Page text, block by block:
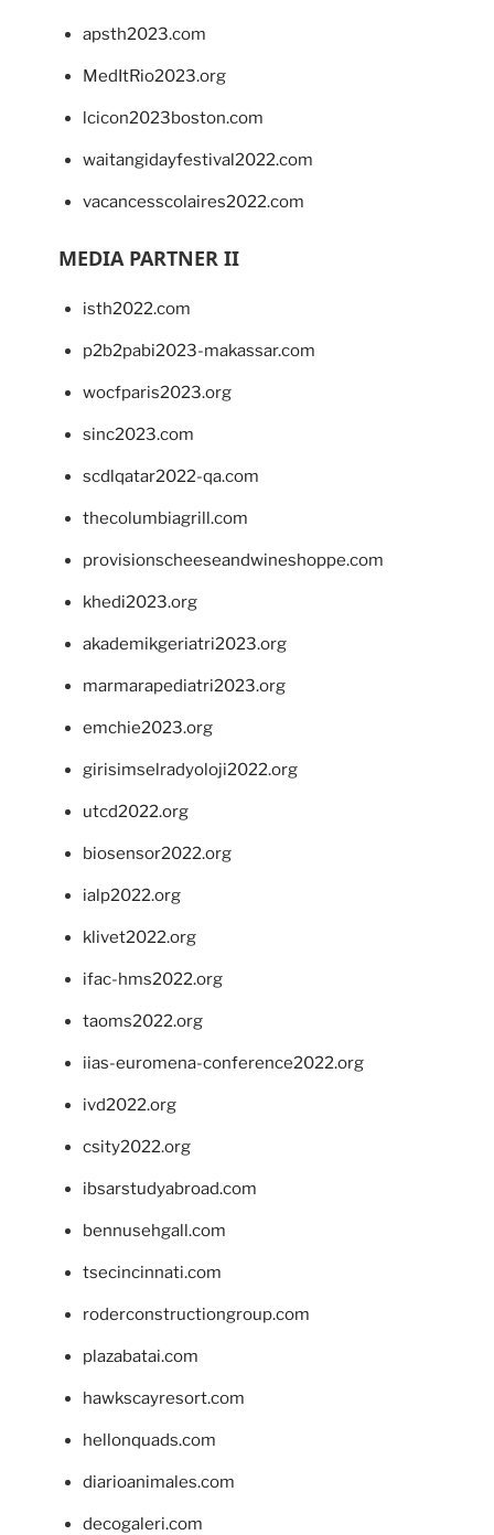
apsth2023.com
MedItRio2023.org
lcicon2023boston.com
waitangidayfestival2022.com
vacancesscolaires2022.com
MEDIA PARTNER II
isth2022.com
p2b2pabi2023-makassar.com
wocfparis2023.org
sinc2023.com
scdlqatar2022-qa.com
thecolumbiagrill.com
provisionscheeseandwineshoppe.com
khedi2023.org
akademikgeriatri2023.org
marmarapediatri2023.org
emchie2023.org
girisimselradyoloji2022.org
utcd2022.org
biosensor2022.org
ialp2022.org
klivet2022.org
ifac-hms2022.org
taoms2022.org
iias-euromena-conference2022.org
ivd2022.org
csity2022.org
ibsarstudyabroad.com
bennusehgall.com
tsecincinnati.com
roderconstructiongroup.com
plazabatai.com
hawkscayresort.com
hellonquads.com
diarioanimales.com
decogaleri.com